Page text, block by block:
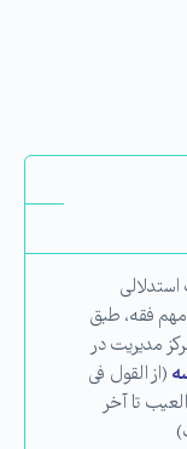
فقه، طبق
مدیریت در
(از القول فی
تا آخر